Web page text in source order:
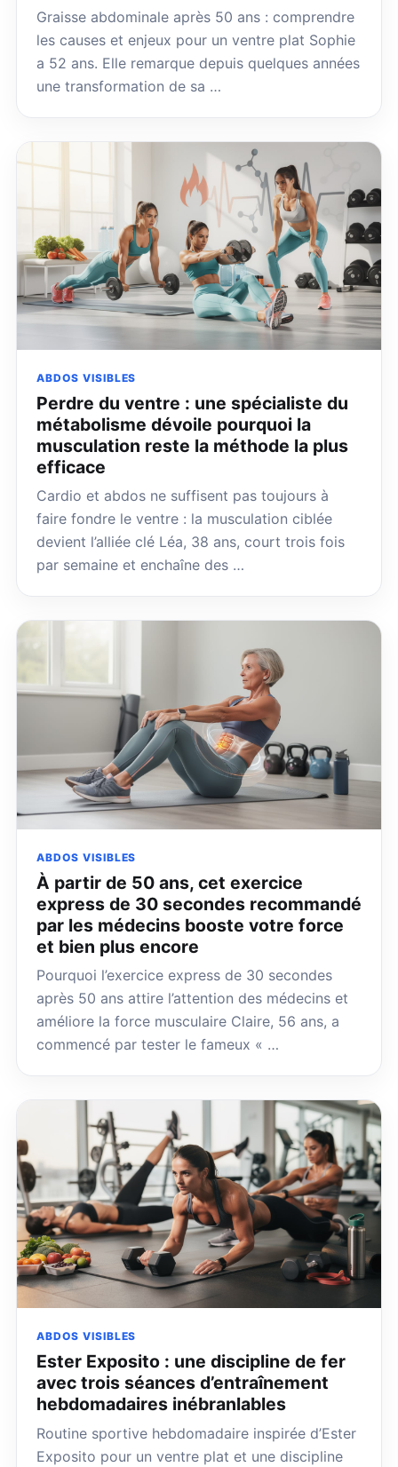
Graisse abdominale après 50 ans : comprendre
les causes et enjeux pour un ventre plat Sophie
a 52 ans. Elle remarque depuis quelques années
une transformation de sa …
ABDOS VISIBLES
Perdre du ventre : une spécialiste du
métabolisme dévoile pourquoi la
musculation reste la méthode la plus
efficace
Cardio et abdos ne suffisent pas toujours à
faire fondre le ventre : la musculation ciblée
devient l’alliée clé Léa, 38 ans, court trois fois
par semaine et enchaîne des …
ABDOS VISIBLES
À partir de 50 ans, cet exercice
express de 30 secondes recommandé
par les médecins booste votre force
et bien plus encore
Pourquoi l’exercice express de 30 secondes
après 50 ans attire l’attention des médecins et
améliore la force musculaire Claire, 56 ans, a
commencé par tester le fameux « …
ABDOS VISIBLES
Ester Exposito : une discipline de fer
avec trois séances d’entraînement
hebdomadaires inébranlables
Routine sportive hebdomadaire inspirée d’Ester
Exposito pour un ventre plat et une discipline